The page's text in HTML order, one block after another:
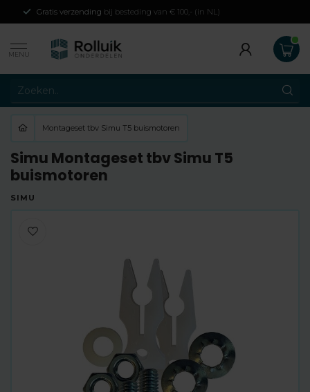
Gratis verzending bij besteding van € 100,- (in NL)
MENU
Montageset tbv Simu T5 buismotoren
Simu Montageset tbv Simu T5
buismotoren
SIMU